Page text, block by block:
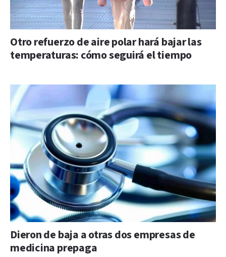
Otro refuerzo de aire polar hará bajar las
temperaturas: cómo seguirá el tiempo
Dieron de baja a otras dos empresas de
medicina prepaga